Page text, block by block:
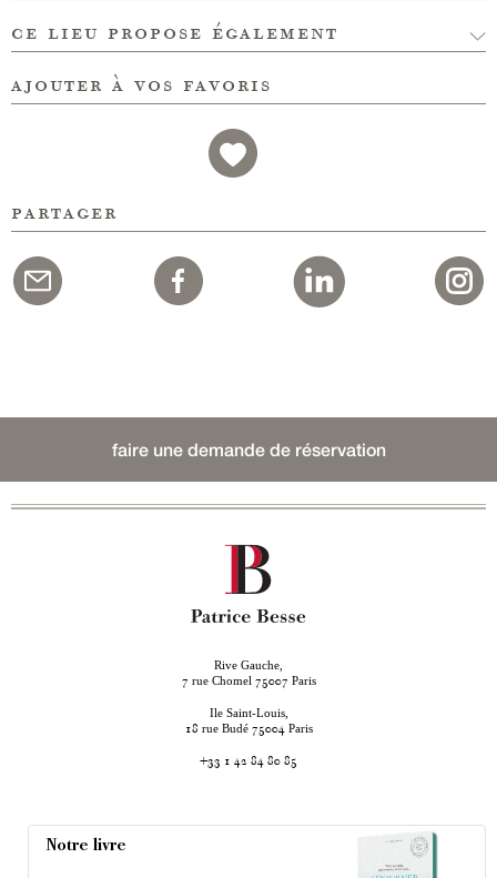
ce lieu propose également
ajouter à vos favoris
partager
faire une demande de réservation
Rive Gauche,
7 rue Chomel 75007 Paris
Ile Saint-Louis,
18 rue Budé 75004 Paris
+33 1 42 84 80 85
Notre livre